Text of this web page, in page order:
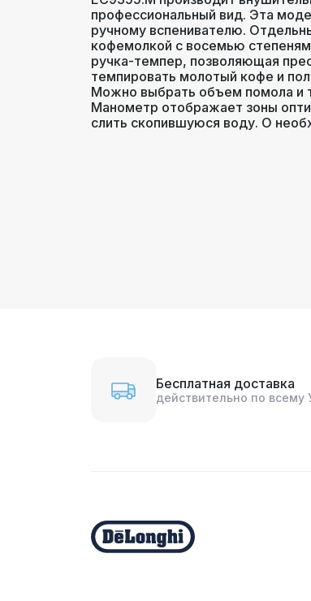
профессиональный вид. Эта
ручному вспенивателю.
кофемолкой с восемью
ручка-темпер, позволяющая
темпировать молотый кофе и
Можно выбрать объем помола и
Манометр отображает зоны
слить скопившуюся воду. О
Бесплатная доставка
действительно по всему